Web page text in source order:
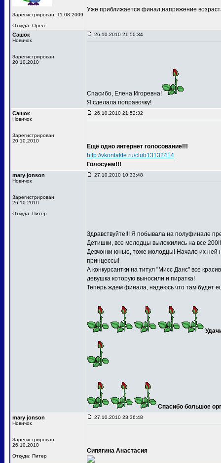
Зарегистрирован: 11.08.2009
Откуда: Орел
Уже приближается финал,напряжение
Сашок
Новичок
Зарегистрирован:
20.10.2010
26.10.2010 21:50:34
Спасибо, Елена Игоревна!
Я сделала поправочку!
Сашок
Новичок
Зарегистрирован:
20.10.2010
26.10.2010 21:52:32
Ещё одно интернет голосование!!!
http://vkontakte.ru/club13132414
Голосуем!!!
mary jonson
Новичок
Зарегистрирован:
26.10.2010
Откуда: Питер
27.10.2010 10:33:48
Здравствуйте!!! Я побывала на полуфинале
Детишки, все молодцы выложились на все
Девчонки юные, тоже молодцы! Начало их ней
принцессы!
А конкурсантки на титул "Мисс Данс" все
девушка которую выносили и пиратка!
Теперь ждем финала, надеюсь что там будет
Спасибо большое
mary jonson
Новичок
Зарегистрирован:
26.10.2010
Откуда: Питер
27.10.2010 23:36:48
Сипягина Анастасия